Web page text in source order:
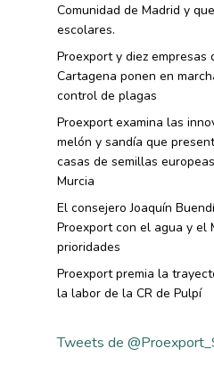
Comunidad de Madrid y
escolares.
Proexport y diez empresas
Cartagena ponen en
control de plagas
Proexport examina las
melón y sandía que
casas de semillas
Murcia
El consejero Joaquín
Proexport con el agua y el
prioridades
Proexport premia la
la labor de la CR de Pulpí
Tweets de